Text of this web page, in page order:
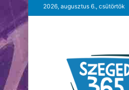
2026, augusztus 6., csütörtök